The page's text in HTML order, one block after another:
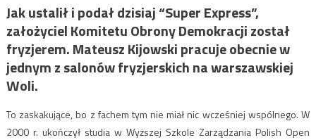
Jak ustalił i podał dzisiaj “Super Express”,
założyciel Komitetu Obrony Demokracji został
fryzjerem. Mateusz Kijowski pracuje obecnie w
jednym z salonów fryzjerskich na warszawskiej
Woli.
To zaskakujące, bo z fachem tym nie miał nic wcześniej wspólnego. W
2000 r. ukończył studia w Wyższej Szkole Zarządzania Polish Open